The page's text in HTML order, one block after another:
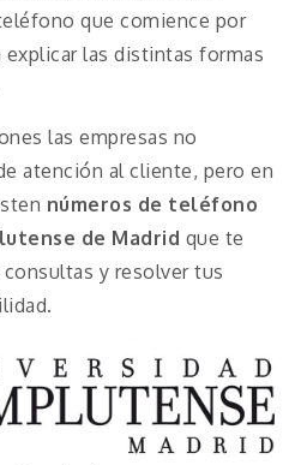
que comience por
las distintas formas
las empresas no
atención al cliente, pero en
números de teléfono
de Madrid que te
y resolver tus